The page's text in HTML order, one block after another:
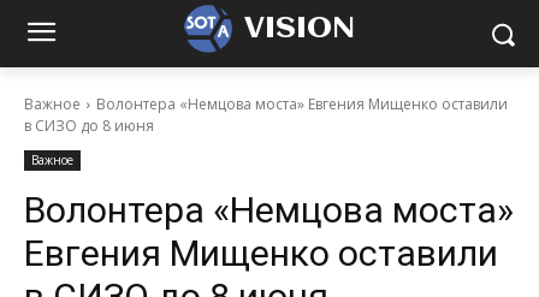
VISION
Важное
Волонтера «Немцова моста» Евгения Мищенко оставили
в СИЗО до 8 июня
Важное
Волонтера «Немцова моста»
Евгения Мищенко оставили